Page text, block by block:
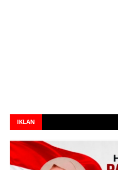
IKLAN